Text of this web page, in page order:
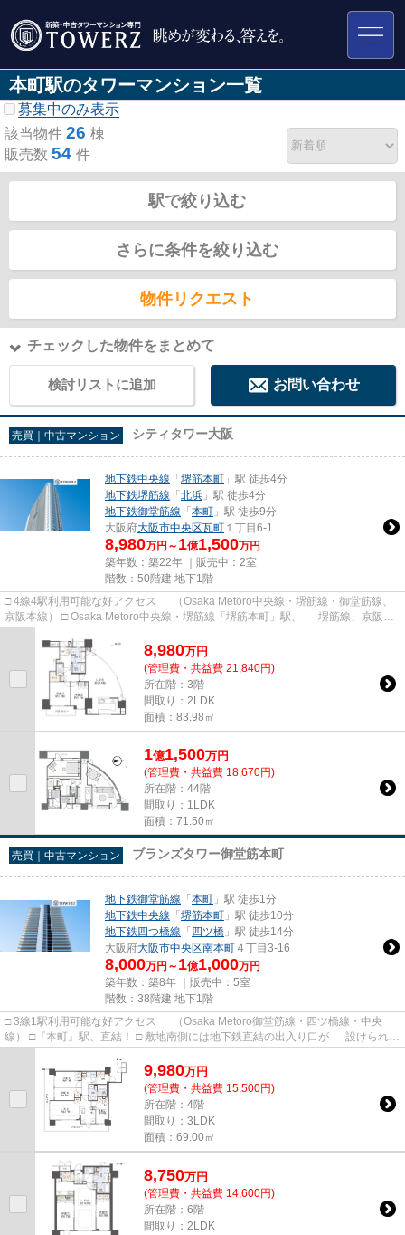
本町駅のタワーマンション一覧
募集中のみ表示
該当物件 26 棟
販売数 54 件
駅で絞り込む
さらに条件を絞り込む
物件リクエスト
チェックした物件をまとめて
検討リストに追加 お問い合わせ
売買｜中古マンション シティタワー大阪
地下鉄中央線 「 堺筋本町 」駅 徒歩4分
地下鉄堺筋線 「 北浜 」駅 徒歩4分
地下鉄御堂筋線 「 本町 」駅 徒歩9分
大阪府大阪市中央区瓦町 １丁目6-1
8,980万円～ 1億1,500万円
築年数：築22年 ｜販売中： 2室
階数：50階建 地下1階
□ 4線4駅利用可能な好アクセス （Osaka Metoro中央線・堺筋線・御堂筋線、
京阪本線） □ Osaka Metoro中央線・堺筋線「堺筋本町」駅、 堺筋線、京阪本
8,980万円
(管理費・共益費 21,840円)
所在階：3階
間取り：2LDK
面積：83.98㎡
1億1,500万円
(管理費・共益費 18,670円)
所在階：44階
間取り：1LDK
面積：71.50㎡
売買｜中古マンション ブランズタワー御堂筋本町
地下鉄御堂筋線 「 本町 」駅 徒歩1分
地下鉄中央線 「 堺筋本町 」駅 徒歩10分
地下鉄四つ橋線 「 四ツ橋 」駅 徒歩14分
大阪府大阪市中央区南本町 ４丁目3-16
8,000万円～ 1億1,000万円
築年数：築8年 ｜販売中： 5室
階数：38階建 地下1階
□ 3線1駅利用可能な好アクセス （Osaka Metoro御堂筋線・四ツ橋線・中央
線） □『本町』駅、直結！ □ 敷地南側には地下鉄直結の出入り口が 設けられて
9,980万円
(管理費・共益費 15,500円)
所在階：4階
間取り：3LDK
面積：69.00㎡
8,750万円
(管理費・共益費 14,600円)
所在階：6階
間取り：2LDK